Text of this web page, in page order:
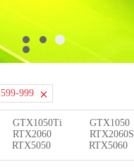
599-999
GTX1050Ti GTX1050
RTX2060 RTX2060S
RTX5050 RTX5060